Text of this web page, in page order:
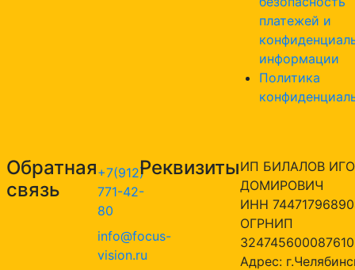
платежей и
информации
Политика
Обратная
связь
+7(912)
771-42-
80
info@focus-
vision.ru
РеквизитыИП БИЛАЛОВ
ДОМИРОВИЧ
ИНН
ОГРНИП
324745600087610
Адрес: